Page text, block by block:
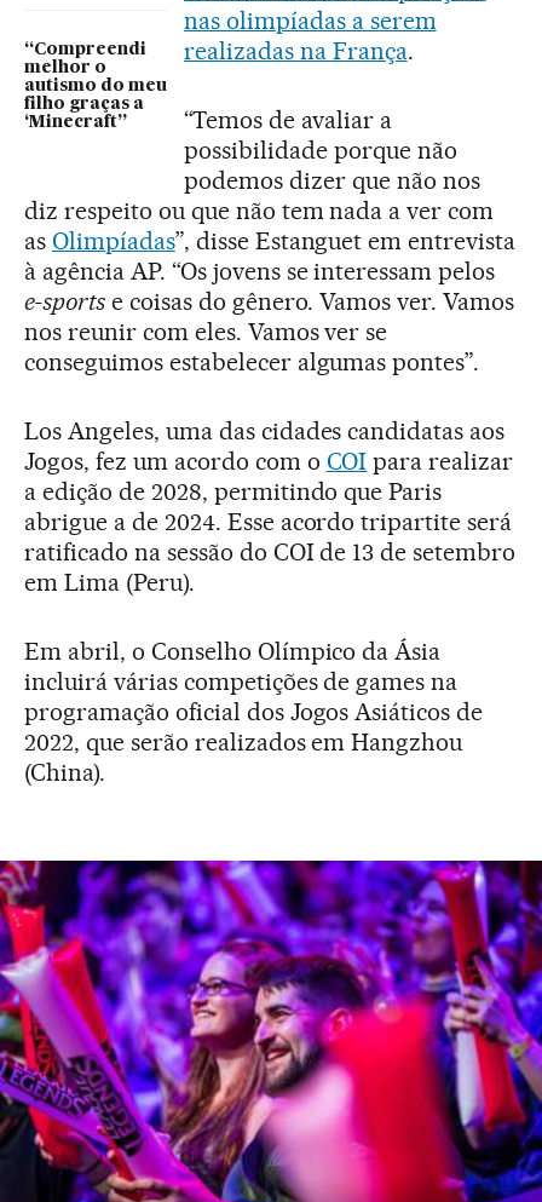
“Compreendi
melhor o
autismo do meu
filho graças a
‘Minecraft”
nas olimpíadas a serem
realizadas na França.
“Temos de avaliar a
possibilidade porque não
podemos dizer que não nos
diz respeito ou que não tem nada a ver com
as Olimpíadas”, disse Estanguet em entrevista
à agência AP. “Os jovens se interessam pelos
e-sportse coisas do gênero. Vamos ver. Vamos
nos reunir com eles. Vamos ver se
conseguimos estabelecer algumas pontes”.
Los Angeles, uma das cidades candidatas aos
Jogos, fez um acordo com o COI para realizar
a edição de 2028, permitindo que Paris
abrigue a de 2024. Esse acordo tripartite será
ratificado na sessão do COI de 13 de setembro
em Lima (Peru).
Em abril, o Conselho Olímpico da Ásia
incluirá várias competições de games na
programação oficial dos Jogos Asiáticos de
2022, que serão realizados em Hangzhou
(China).